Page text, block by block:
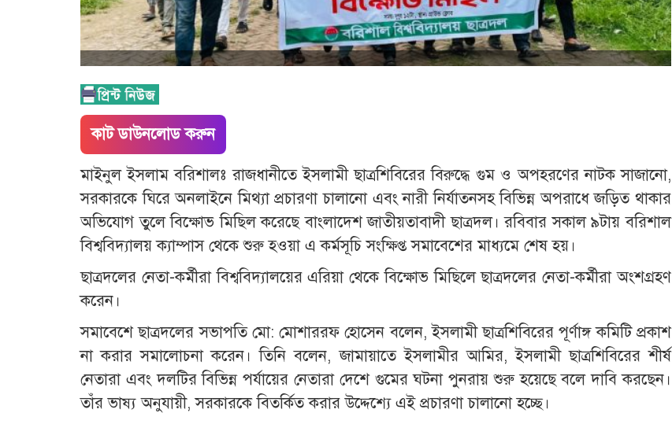
কাট ডাউনলোড করুন
মাইনুল ইসলাম বরিশালঃ রাজধানীতে ইসলামী ছাত্রশিবিরের বিরুদ্ধে গুম ও অপহরণের নাটক সাজানো,
সরকারকে ঘিরে অনলাইনে মিথ্যা প্রচারণা চালানো এবং নারী নির্যাতনসহ বিভিন্ন অপরাধে জড়িত থাকার
অভিযোগ তুলে বিক্ষোভ মিছিল করেছে বাংলাদেশ জাতীয়তাবাদী ছাত্রদল। রবিবার সকাল ৯টায় বরিশাল
বিশ্ববিদ্যালয় ক্যাম্পাস থেকে শুরু হওয়া এ কর্মসূচি সংক্ষিপ্ত সমাবেশের মাধ্যমে শেষ হয়।
ছাত্রদলের নেতা-কর্মীরা বিশ্ববিদ্যালয়ের এরিয়া থেকে বিক্ষোভ মিছিলে ছাত্রদলের নেতা-কর্মীরা অংশগ্রহণ
করেন।
সমাবেশে ছাত্রদলের সভাপতি মো: মোশাররফ হোসেন বলেন, ইসলামী ছাত্রশিবিরের পূর্ণাঙ্গ কমিটি প্রকাশ
না করার সমালোচনা করেন। তিনি বলেন, জামায়াতে ইসলামীর আমির, ইসলামী ছাত্রশিবিরের শীর্ষ
নেতারা এবং দলটির বিভিন্ন পর্যায়ের নেতারা দেশে গুমের ঘটনা পুনরায় শুরু হয়েছে বলে দাবি করছেন।
তাঁর ভাষ্য অনুযায়ী, সরকারকে বিতর্কিত করার উদ্দেশ্যে এই প্রচারণা চালানো হচ্ছে।